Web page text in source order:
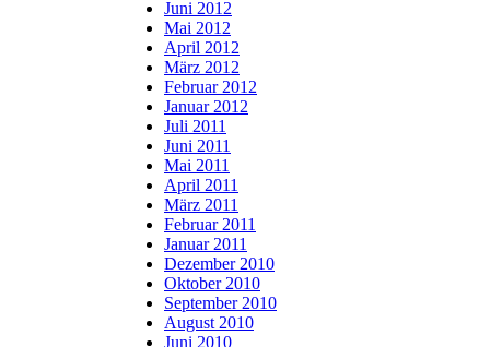
Juni 2012
Mai 2012
April 2012
März 2012
Februar 2012
Januar 2012
Juli 2011
Juni 2011
Mai 2011
April 2011
März 2011
Februar 2011
Januar 2011
Dezember 2010
Oktober 2010
September 2010
August 2010
Juni 2010